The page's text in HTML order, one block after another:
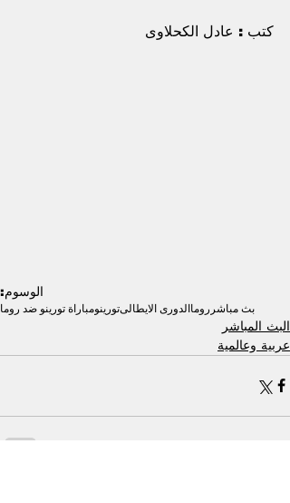
كتب : عادل الكحلاوى
الوسوم:
بث مباشر روماالدورى الايطالىتورينومباراة تورينو ضد روما
البث المباشر
عربية وعالمية